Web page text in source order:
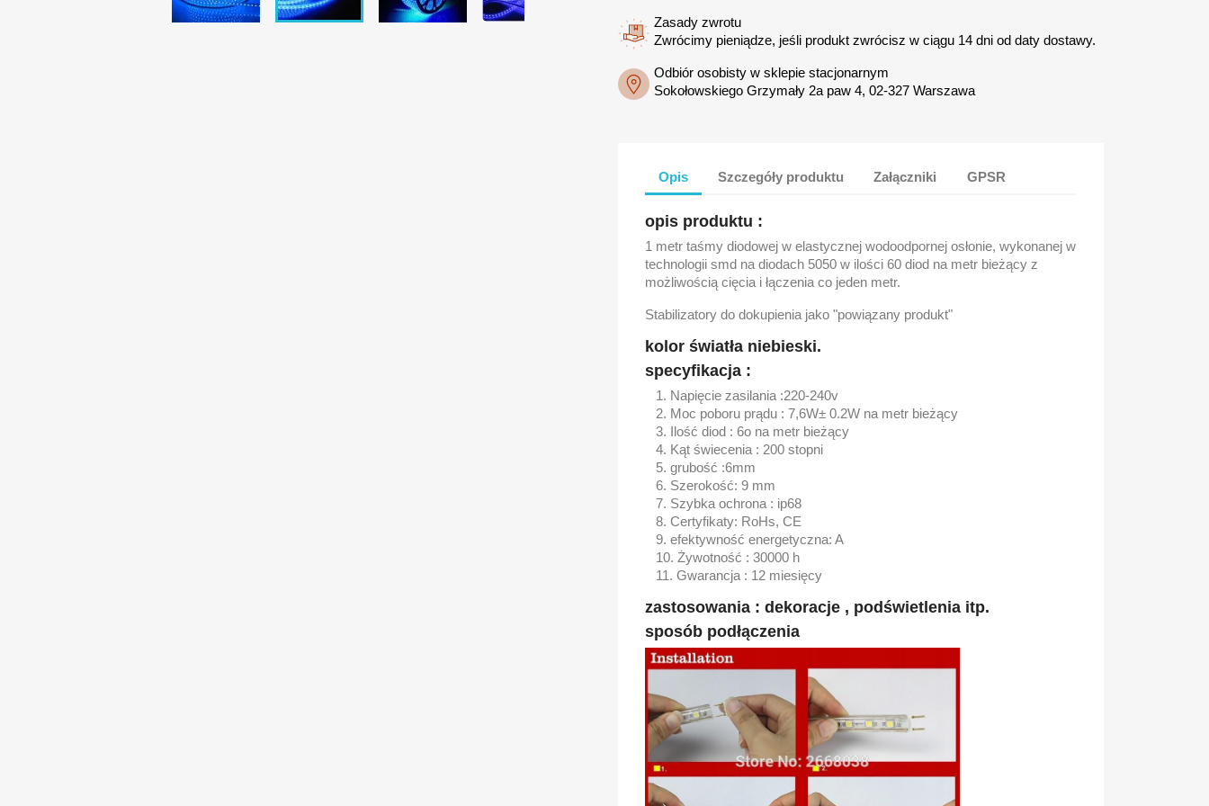
Zasady zwrotu
Zwrócimy pieniądze, jeśli produkt zwrócisz w ciągu 14 dni od daty dostawy.
Odbiór osobisty w sklepie stacjonarnym
Sokołowskiego Grzymały 2a paw 4, 02-327 Warszawa
Opis Szczegóły produktu Załączniki GPSR
opis produktu :
1 metr taśmy diodowej w elastycznej wodoodpornej osłonie, wykonanej w
technologii smd na diodach 5050 w ilości 60 diod na metr bieżący z
możliwością cięcia i łączenia co jeden metr.
Stabilizatory do dokupienia jako "powiązany produkt"
kolor światła niebieski.
specyfikacja :
Napięcie zasilania :220-240v
Moc poboru prądu : 7,6W± 0.2W na metr bieżący
Ilość diod : 6o na metr bieżący
Kąt świecenia : 200 stopni
grubość :6mm
Szerokość: 9 mm
Szybka ochrona : ip68
Certyfikaty: RoHs, CE
efektywność energetyczna: A
Żywotność : 30000 h
Gwarancja : 12 miesięcy
zastosowania : dekoracje , podświetlenia itp.
sposób podłączenia